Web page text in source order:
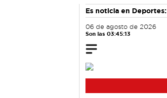
Es noticia en Deportes:
06 de agosto de 2026
Son las 03:45:14